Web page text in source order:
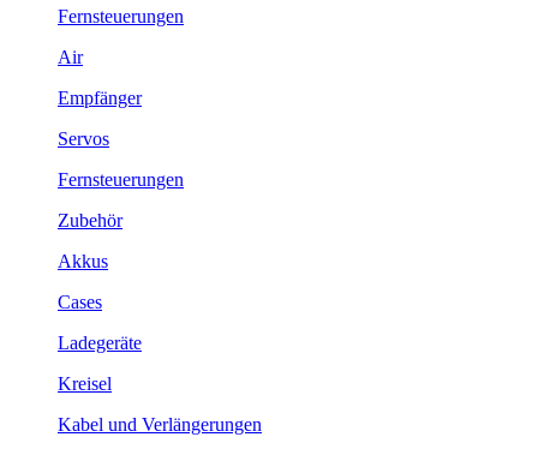
Fernsteuerungen
Air
Empfänger
Servos
Fernsteuerungen
Zubehör
Akkus
Cases
Ladegeräte
Kreisel
Kabel und Verlängerungen